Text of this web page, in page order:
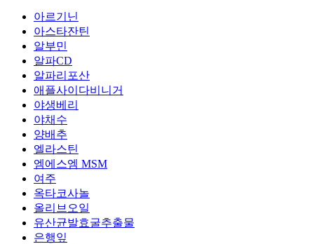
아르기닌
아스타잔틴
알부민
알파CD
알파리포산
애플사이다비니거
야생베리
야채수
양배추
엘라스틴
엠에스엠 MSM
여주
옥타코사놀
올리브오일
유산균발효굴추출물
은행잎